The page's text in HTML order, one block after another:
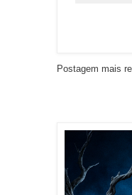
Postagem mais